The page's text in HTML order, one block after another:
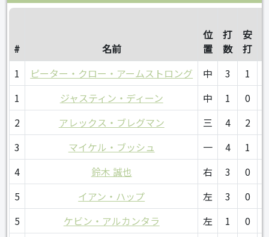
# 名前
位
置
打
数
安
打
1
ピーター・クロー・アームストロング 中 3 1
1
ジャスティン・ディーン 中 1 0
2
アレックス・ブレグマン 三 4 2
3
マイケル・ブッシュ 一 4 1
4
鈴木 誠也 右 3 0
5
イアン・ハップ 左 3 0
5
ケビン・アルカンタラ 左 1 0